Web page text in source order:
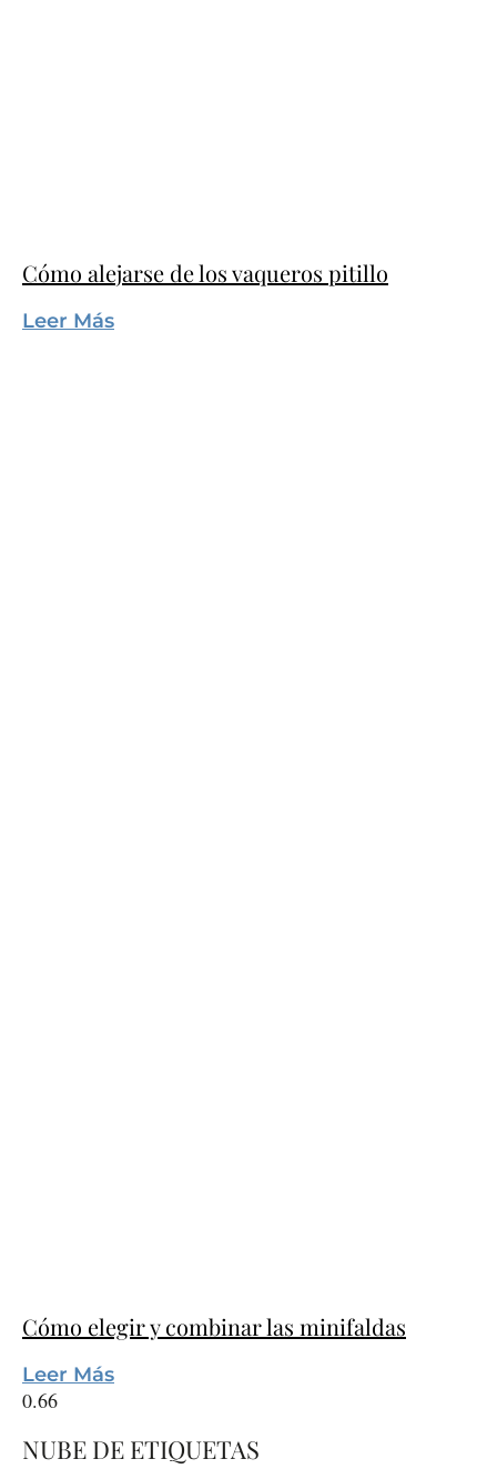
Cómo alejarse de los vaqueros pitillo
Leer Más
Cómo elegir y combinar las minifaldas
Leer Más
NUBE DE ETIQUETAS